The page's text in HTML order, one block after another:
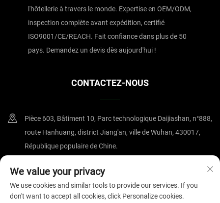
l'hôtellerie à travers le monde. Expertise en OEM/ODM,
inspection complète avant expédition, certifié
ISO9001/CE/REACH. Fait confiance dans plus de 50
pays. Demandez un devis dès aujourd'hui !
CONTACTEZ-NOUS
Pièce 603, Bâtiment 10, Parc technologique Daijiashan, n°888,
route Hanhuang, district Jiang'an, ville de Wuhan, 430017,
République populaire de Chine.
+86-15607122519
[email protected]
We value your privacy
We use cookies and similar tools to provide our services. If you
don't want to accept all cookies, click Personalize cookies.